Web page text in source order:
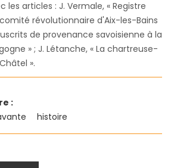
les articles : J. Vermale, « Registre
révolutionnaire d'Aix-les-Bains
de provenance savoisienne à la
» ; J. Létanche, « La chartreuse-
».
:
histoire